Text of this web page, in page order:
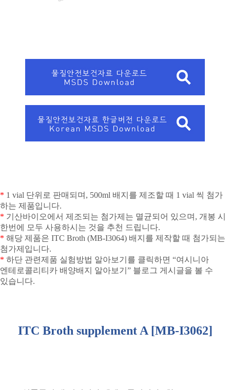
* 1 vial 단위로 판매되며 , 500ml 배지를 제조할 때 1 vial 씩 첨가
하는 제품입니다.
* 기산바이오에서 제조되는 첨가제는 멸균되어 있으며 , 개봉 시
한번에 모두 사용하시는 것을 추천 드립니다.
* 해당 제품은 ITC Broth (MB-I3064) 배지를 제작할 때 첨가되는
첨가제입니다.
* 하단 관련제품 실험방법 알아보기를 클릭하면 “여시니아
엔테로콜리티카 배양배지 알아보기” 블로그 게시글을 볼 수
있습니다.
ITC Broth supplement A [MB-I3062]